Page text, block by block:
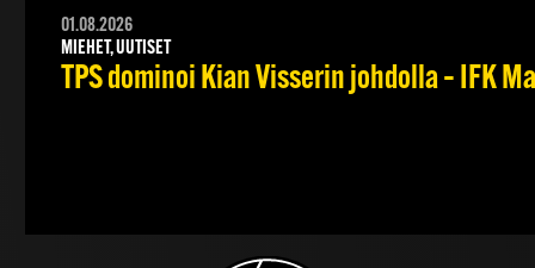
01.08.2026
MIEHET, UUTISET
TPS dominoi Kian Visserin johdolla – IFK